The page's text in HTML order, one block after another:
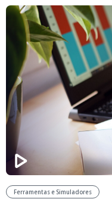
Ferramentas e Simuladores